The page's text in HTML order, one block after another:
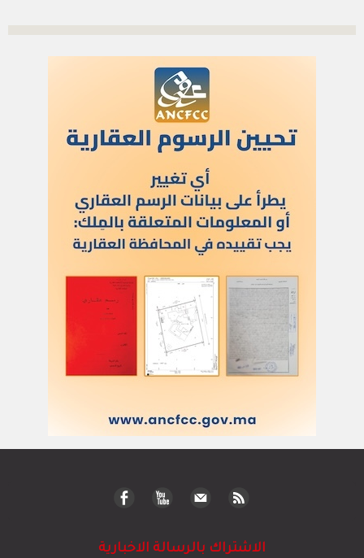
الاشتراك بالرسالة الاخبارية